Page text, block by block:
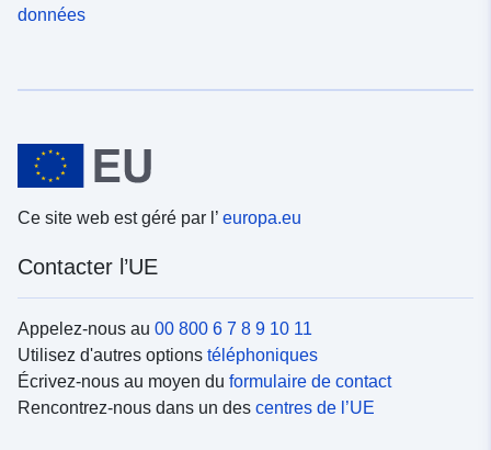
données
Ce site web est géré par l’ europa.eu
Contacter l’UE
Appelez-nous au 00 800 6 7 8 9 10 11
Utilisez d'autres options téléphoniques
Écrivez-nous au moyen du formulaire de contact
Rencontrez-nous dans un des centres de l’UE